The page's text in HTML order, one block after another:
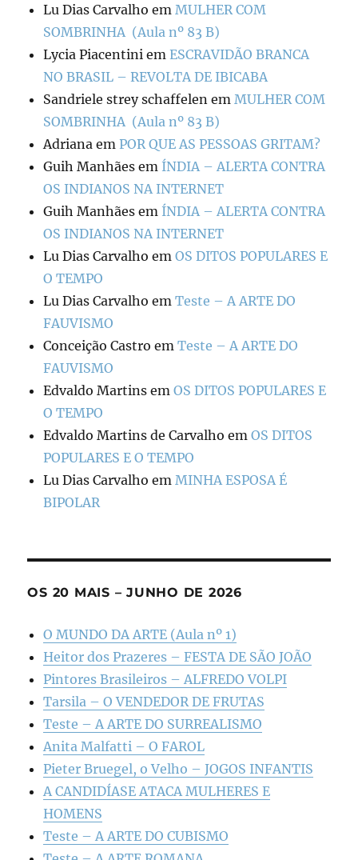
Lu Dias Carvalho em MULHER COM
SOMBRINHA (Aula nº 83 B)
Lycia Piacentini emESCRAVIDÃO BRANCA
NO BRASIL – REVOLTA DE IBICABA
Sandriele strey schaffelen em MULHER COM
SOMBRINHA (Aula nº 83 B)
Adriana em POR QUE AS PESSOAS GRITAM?
Guih Manhães em ÍNDIA – ALERTA CONTRA
OS INDIANOS NA INTERNET
Guih Manhães em ÍNDIA – ALERTA CONTRA
OS INDIANOS NA INTERNET
Lu Dias Carvalho emOS DITOS POPULARES E
O TEMPO
Lu Dias Carvalho emTeste – A ARTE DO
FAUVISMO
Conceição Castro emTeste – A ARTE DO
FAUVISMO
Edvaldo Martins emOS DITOS POPULARES E
O TEMPO
Edvaldo Martins de Carvalho emOS DITOS
POPULARES E O TEMPO
Lu Dias Carvalho em MINHA ESPOSA É
BIPOLAR
OS 20 MAIS – JUNHO DE 2026
O MUNDO DA ARTE (Aula nº 1)
Heitor dos Prazeres – FESTA DE SÃO JOÃO
Pintores Brasileiros – ALFREDO VOLPI
Tarsila – O VENDEDOR DE FRUTAS
Teste – A ARTE DO SURREALISMO
Anita Malfatti – O FAROL
Pieter Bruegel, o Velho – JOGOS INFANTIS
A CANDIDÍASE ATACA MULHERES E
HOMENS
Teste – A ARTE DO CUBISMO